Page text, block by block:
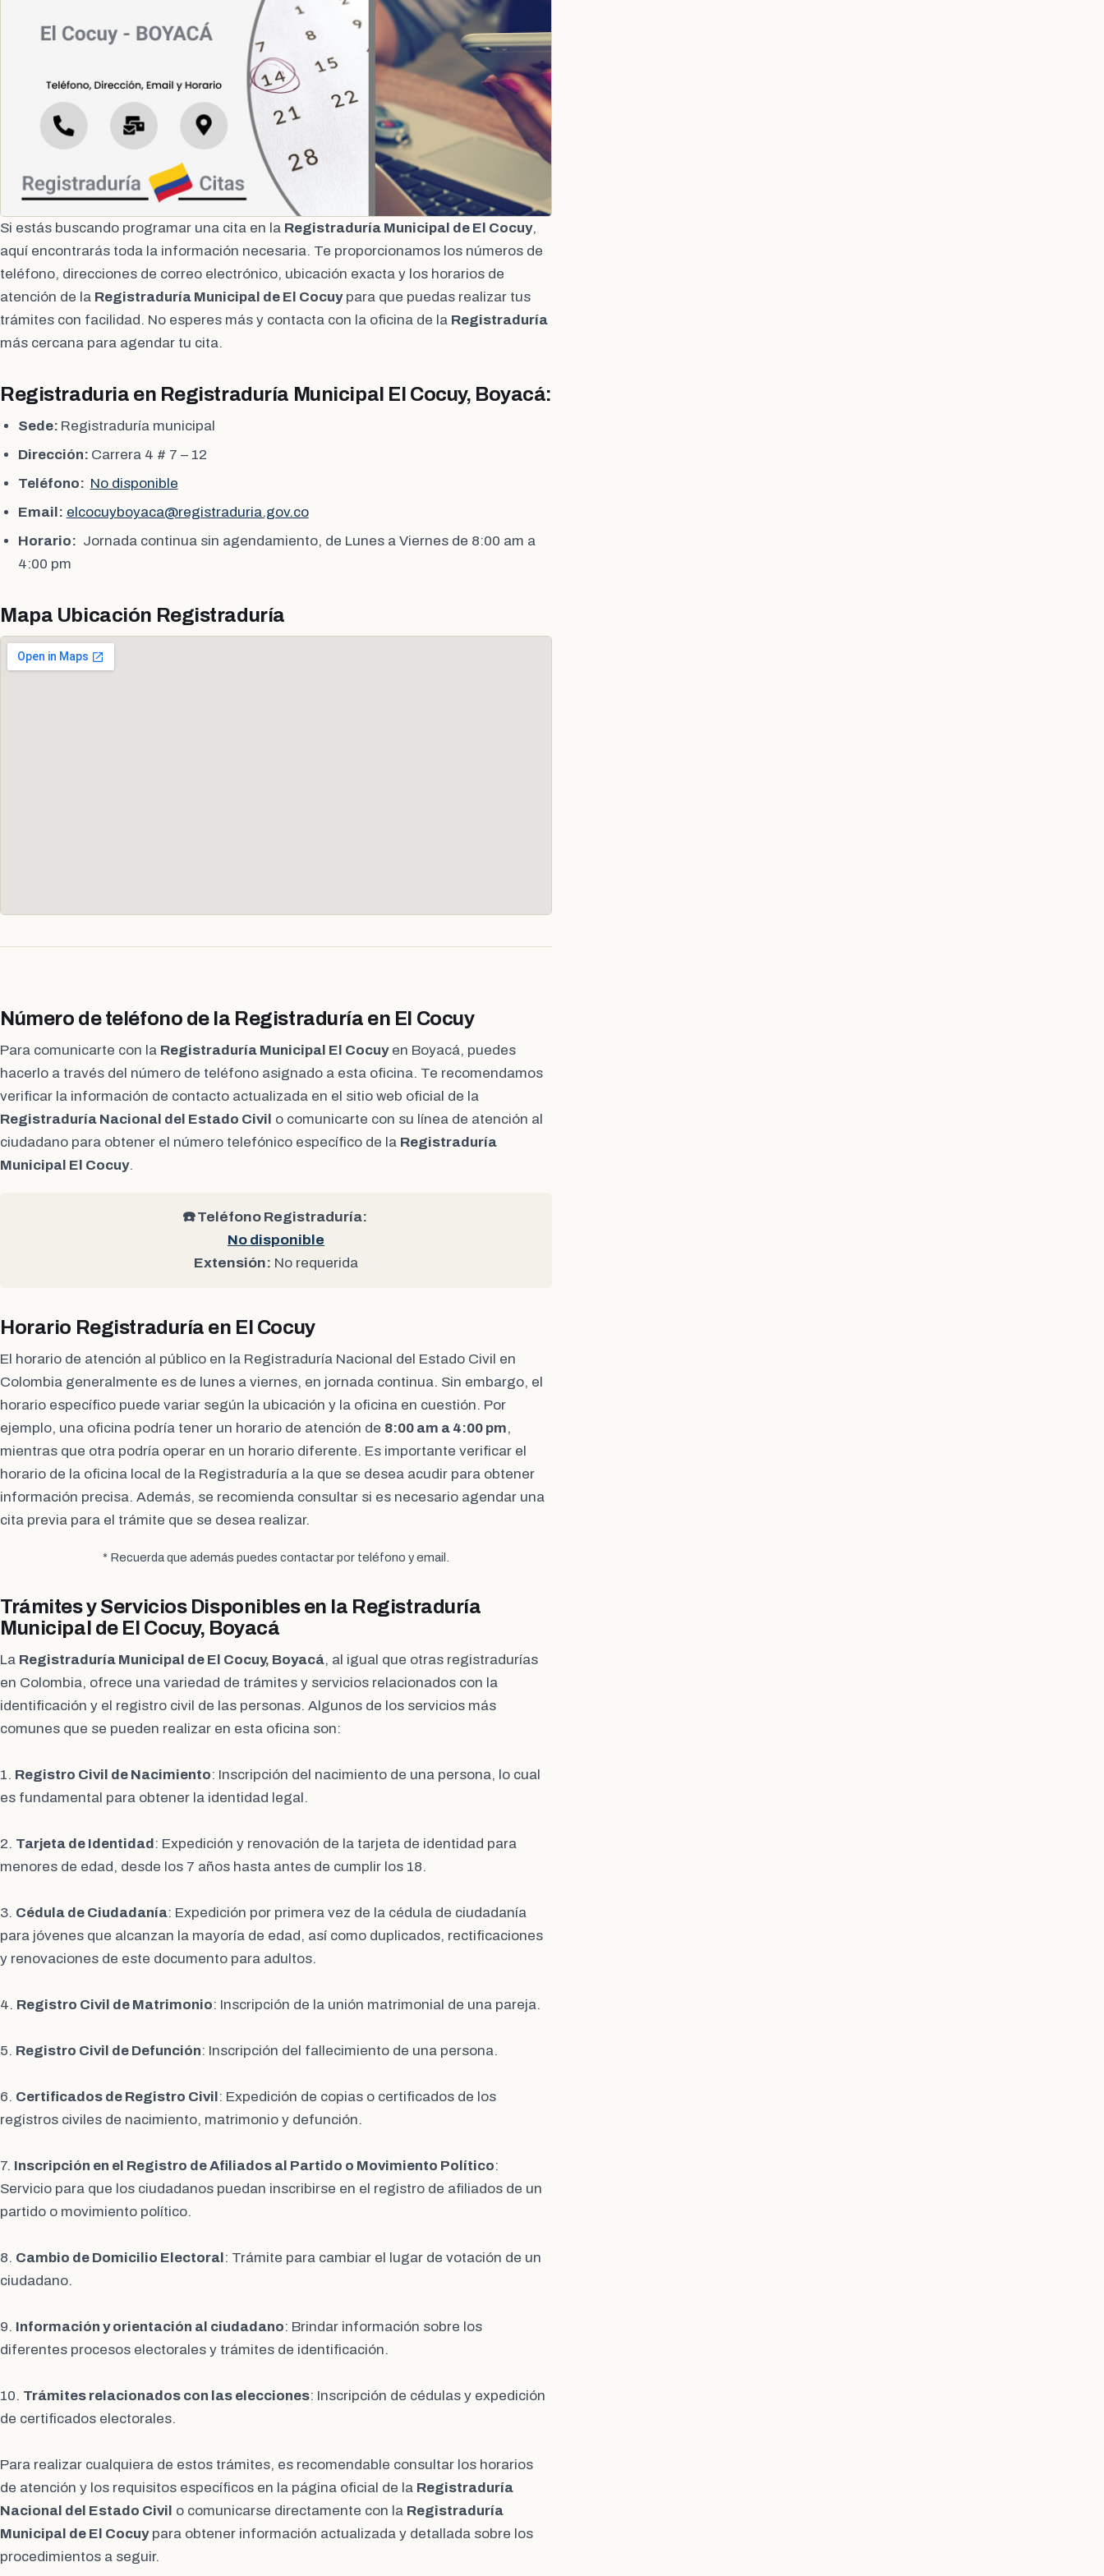
Si estás buscando programar una cita en la Registraduría Municipal de El Cocuy,
aquí encontrarás toda la información necesaria. Te proporcionamos los números de
teléfono, direcciones de correo electrónico, ubicación exacta y los horarios de
atención de la Registraduría Municipal de El Cocuypara que puedas realizar tus
trámites con facilidad. No esperes más y contacta con la oficina de la Registraduría
más cercana para agendar tu cita.
Registraduria en Registraduría Municipal El Cocuy, Boyacá:
Sede: Registraduría municipal
Dirección: Carrera 4 # 7 – 12
Teléfono: No disponible
Email: elcocuyboyaca@registraduria.gov.co
Horario: Jornada continua sin agendamiento, de Lunes a Viernes de 8:00 am a
4:00 pm
Mapa Ubicación Registraduría
Número de teléfono de la Registraduría en El Cocuy
Para comunicarte con la Registraduría Municipal El Cocuyen Boyacá, puedes
hacerlo a través del número de teléfono asignado a esta oficina. Te recomendamos
verificar la información de contacto actualizada en el sitio web oficial de la
Registraduría Nacional del Estado Civil o comunicarte con su línea de atención al
ciudadano para obtener el número telefónico específico de la Registraduría
Municipal El Cocuy.
☎️ Teléfono Registraduría:
No disponible
Extensión: No requerida
Horario Registraduría en El Cocuy
El horario de atención al público en la Registraduría Nacional del Estado Civil en
Colombia generalmente es de lunes a viernes, en jornada continua. Sin embargo, el
horario específico puede variar según la ubicación y la oficina en cuestión. Por
ejemplo, una oficina podría tener un horario de atención de 8:00 am a 4:00 pm,
mientras que otra podría operar en un horario diferente. Es importante verificar el
horario de la oficina local de la Registraduría a la que se desea acudir para obtener
información precisa. Además, se recomienda consultar si es necesario agendar una
cita previa para el trámite que se desea realizar.
* Recuerda que además puedes contactar por teléfono y email.
Trámites y Servicios Disponibles en la Registraduría
Municipal de El Cocuy, Boyacá
La Registraduría Municipal de El Cocuy, Boyacá, al igual que otras registradurías
en Colombia, ofrece una variedad de trámites y servicios relacionados con la
identificación y el registro civil de las personas. Algunos de los servicios más
comunes que se pueden realizar en esta oficina son:
1. Registro Civil de Nacimiento: Inscripción del nacimiento de una persona, lo cual
es fundamental para obtener la identidad legal.
2. Tarjeta de Identidad : Expedición y renovación de la tarjeta de identidad para
menores de edad, desde los 7 años hasta antes de cumplir los 18.
3. Cédula de Ciudadanía: Expedición por primera vez de la cédula de ciudadanía
para jóvenes que alcanzan la mayoría de edad, así como duplicados, rectificaciones
y renovaciones de este documento para adultos.
4. Registro Civil de Matrimonio: Inscripción de la unión matrimonial de una pareja.
5. Registro Civil de Defunción: Inscripción del fallecimiento de una persona.
6. Certificados de Registro Civil : Expedición de copias o certificados de los
registros civiles de nacimiento, matrimonio y defunción.
7. Inscripción en el Registro de Afiliados al Partido o Movimiento Político:
Servicio para que los ciudadanos puedan inscribirse en el registro de afiliados de un
partido o movimiento político.
8. Cambio de Domicilio Electoral : Trámite para cambiar el lugar de votación de un
ciudadano.
9. Información y orientación al ciudadano: Brindar información sobre los
diferentes procesos electorales y trámites de identificación.
10. Trámites relacionados con las elecciones: Inscripción de cédulas y expedición
de certificados electorales.
Para realizar cualquiera de estos trámites, es recomendable consultar los horarios
de atención y los requisitos específicos en la página oficial de la Registraduría
Nacional del Estado Civil o comunicarse directamente con la Registraduría
Municipal de El Cocuypara obtener información actualizada y detallada sobre los
procedimientos a seguir.